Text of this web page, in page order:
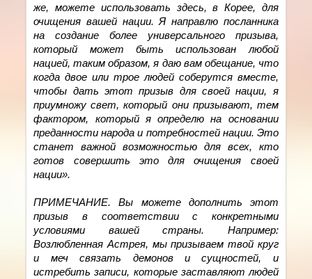
же, можете использовать здесь, в Корее, для
очищения вашей нации. Я направлю посланника
на создание более универсального призыва,
который может быть использован любой
нацией, таким образом, я даю вам обещание, что
когда двое или трое людей соберутся вместе,
чтобы дать этот призыв для своей нации, я
приумножу свет, который они призывают, тем
фактором, который я определю на основании
преданности народа и потребностей нации. Это
станет важной возможностью для всех, кто
готов совершить это для очищения своей
нации».
ПРИМЕЧАНИЕ. Вы можете дополнить этот
призыв в соответствии с конкретными
условиями вашей страны. Например:
Возлюбленная Астрея, мы призываем твой круг
и меч связать демонов и сущностей, и
истребить записи, которые заставляют людей